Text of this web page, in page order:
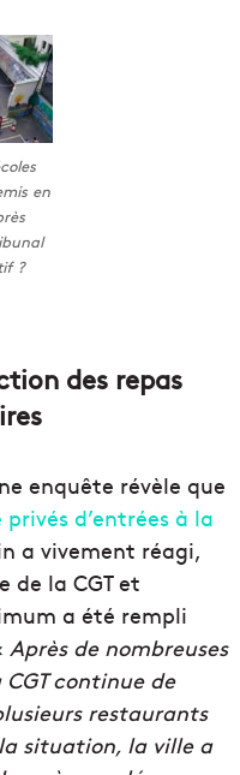
en
?
des repas
enquête révèle que
d’entrées à la
a vivement réagi,
de la CGT et
a été rempli
Après de nombreuses
continue de
restaurants
situation, la ville a